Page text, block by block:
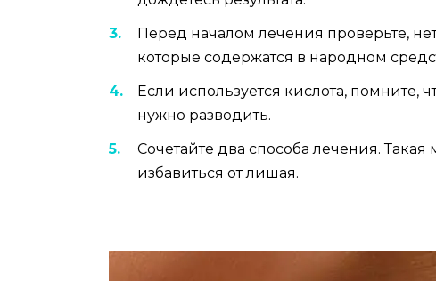
Перед началом лечения проверьте,
которые содержатся в народном
Если используется кислота, помните,
нужно разводить.
Сочетайте два способа лечения.
избавиться от лишая.